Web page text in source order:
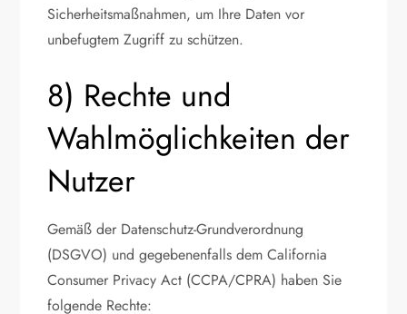
Sicherheitsmaßnahmen, um Ihre Daten vor
unbefugtem Zugriff zu schützen.
8) Rechte und
Wahlmöglichkeiten der
Nutzer
Gemäß der Datenschutz-Grundverordnung
(DSGVO) und gegebenenfalls dem California
Consumer Privacy Act (CCPA/CPRA) haben Sie
folgende Rechte: